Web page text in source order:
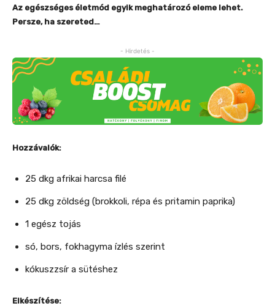
Az egészséges életmód egyik meghatározó eleme lehet.
Persze, ha szereted…
- Hirdetés -
Hozzávalók:
25 dkg afrikai harcsa filé
25 dkg zöldség (brokkoli, répa és pritamin paprika)
1 egész tojás
só, bors, fokhagyma ízlés szerint
kókuszzsír a sütéshez
Elkészítése: